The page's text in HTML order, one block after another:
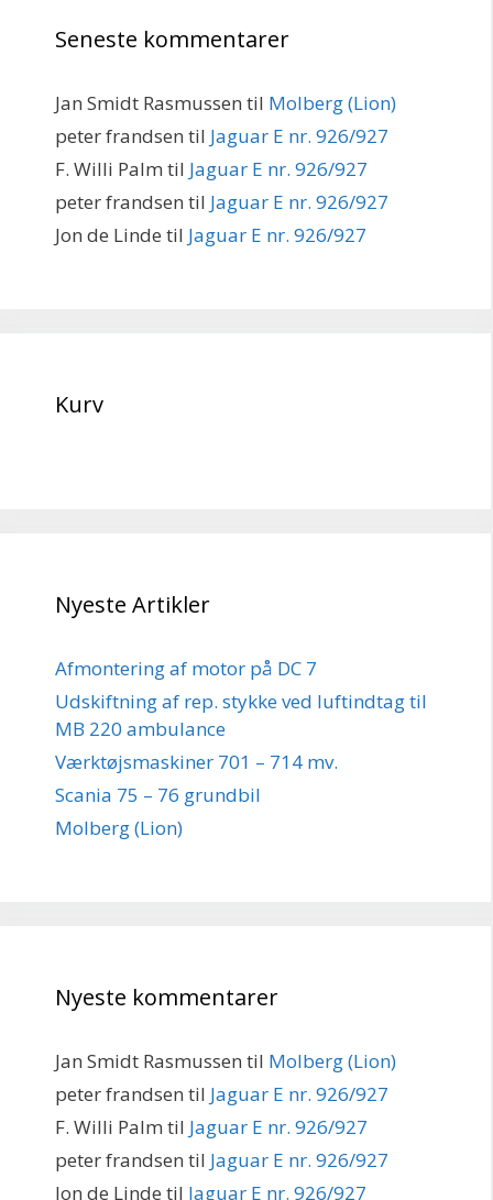
Seneste kommentarer
Jan Smidt Rasmussen til Molberg (Lion)
peter frandsen til Jaguar E nr. 926/927
F. Willi Palm til Jaguar E nr. 926/927
peter frandsen til Jaguar E nr. 926/927
Jon de Linde til Jaguar E nr. 926/927
Kurv
Nyeste Artikler
Afmontering af motor på DC 7
Udskiftning af rep. stykke ved luftindtag til
MB 220 ambulance
Værktøjsmaskiner 701 – 714 mv.
Scania 75 – 76 grundbil
Molberg (Lion)
Nyeste kommentarer
Jan Smidt Rasmussen til Molberg (Lion)
peter frandsen til Jaguar E nr. 926/927
F. Willi Palm til Jaguar E nr. 926/927
peter frandsen til Jaguar E nr. 926/927
Jon de Linde til Jaguar E nr. 926/927